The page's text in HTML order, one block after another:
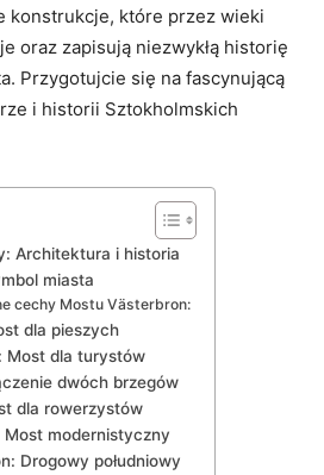
konstrukcje, które przez wieki
oraz zapisują niezwykłą historię
Przygotujcie się na fascynującą
i historii Sztokholmskich
‌Architektura i‍ historia
miasta
cechy Mostu Västerbron:
dla pieszych
Most ⁢dla turystów
dwóch brzegów
dla rowerzystów
Most ‍modernistyczny
Drogowy ​południowy